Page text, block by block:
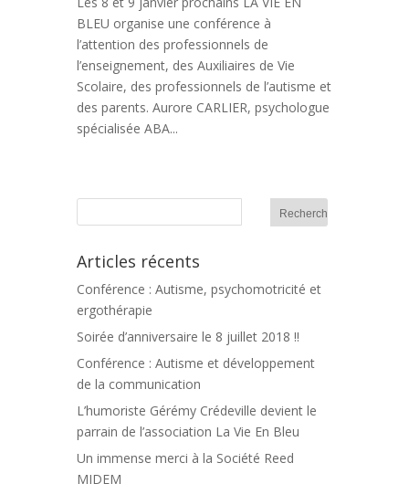
BLEU organise une conférence à
l’attention des professionnels de
l’enseignement, des Auxiliaires de Vie
Scolaire, des professionnels de l’autisme et
des parents. Aurore CARLIER, psychologue
spécialisée ABA...
Articles récents
Conférence : Autisme, psychomotricité et
ergothérapie
Soirée d’anniversaire le 8 juillet 2018 !!
Conférence : Autisme et développement
de la communication
L’humoriste Gérémy Crédeville devient le
parrain de l’association La Vie En Bleu
Un immense merci à la Société Reed
MIDEM